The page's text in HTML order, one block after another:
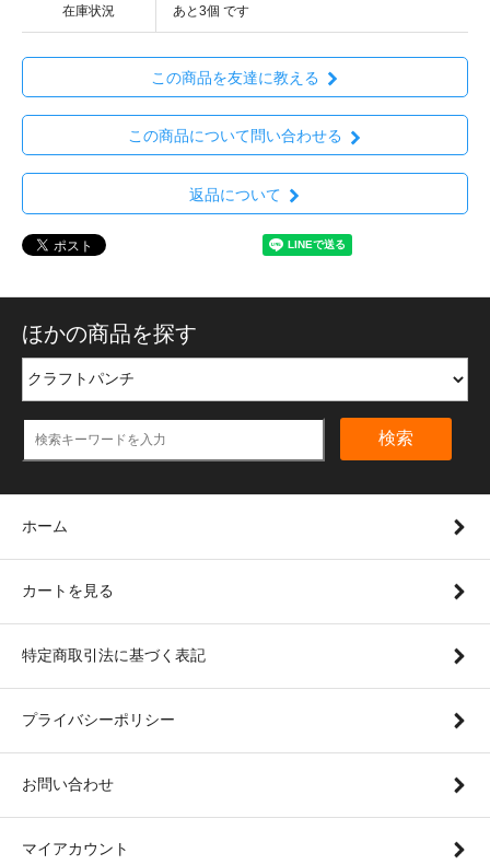
在庫状況 あと3個 です
この商品を友達に教える
この商品について問い合わせる
返品について
ほかの商品を探す
検索
ホーム
カートを見る
特定商取引法に基づく表記
プライバシーポリシー
お問い合わせ
マイアカウント